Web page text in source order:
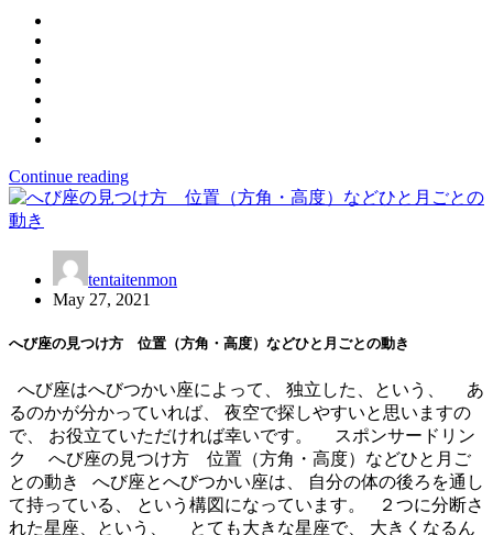
Continue reading
tentaitenmon
May 27, 2021
へび座の見つけ方 位置（方角・高度）などひと月ごとの動き
へび座はへびつかい座によって、 独立した、という、 あ
るのかが分かっていれば、 夜空で探しやすいと思いますの
で、 お役立ていただければ幸いです。 スポンサードリン
ク へび座の見つけ方 位置（方角・高度）などひと月ご
との動き へび座とへびつかい座は、 自分の体の後ろを通し
て持っている、 という構図になっています。 ２つに分断さ
れた星座、という、 とても大きな星座で、 大きくなるん